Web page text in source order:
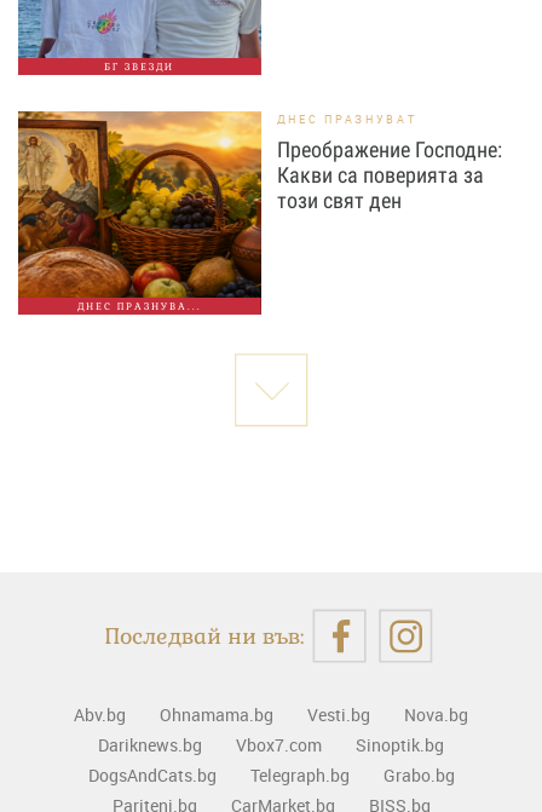
БГ ЗВЕЗДИ
ДНЕС ПРАЗНУВА...
ДНЕС ПРАЗНУВАТ
Преображение Господне:
Какви са поверията за
този свят ден
Последвай ни във:
Abv.bg Ohnamama.bg Vesti.bg
Nova.bg
Dariknews.bg
Vbox7.com
Sinoptik.bg
DogsAndCats.bg
Telegraph.bg
Grabo.bg
Pariteni.bg
CarMarket.bg BISS.bg